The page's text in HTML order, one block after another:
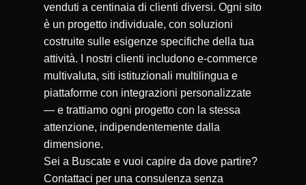
venduti a centinaia di clienti diversi. Ogni sito
è un progetto individuale, con soluzioni
costruite sulle esigenze specifiche della tua
attività. I nostri clienti includono e-commerce
multivaluta, siti istituzionali multilingua e
piattaforme con integrazioni personalizzate
— e trattiamo ogni progetto con la stessa
attenzione, indipendentemente dalla
dimensione.
Sei a Buscate e vuoi capire da dove partire?
Contattaci per una consulenza senza